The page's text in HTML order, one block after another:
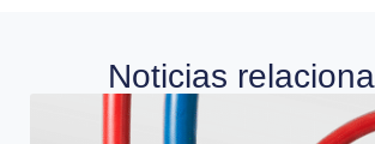
Noticias